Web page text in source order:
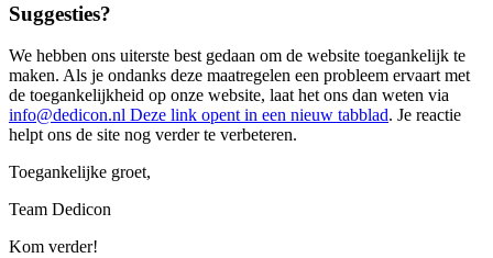
Suggesties?
We hebben ons uiterste best gedaan om de website toegankelijk te
maken. Als je ondanks deze maatregelen een probleem ervaart met
de toegankelijkheid op onze website, laat het ons dan weten via
info@dedicon.nl Deze link opent in een nieuw tabblad. Je reactie
helpt ons de site nog verder te verbeteren.
Toegankelijke groet,
Team Dedicon
Kom verder!